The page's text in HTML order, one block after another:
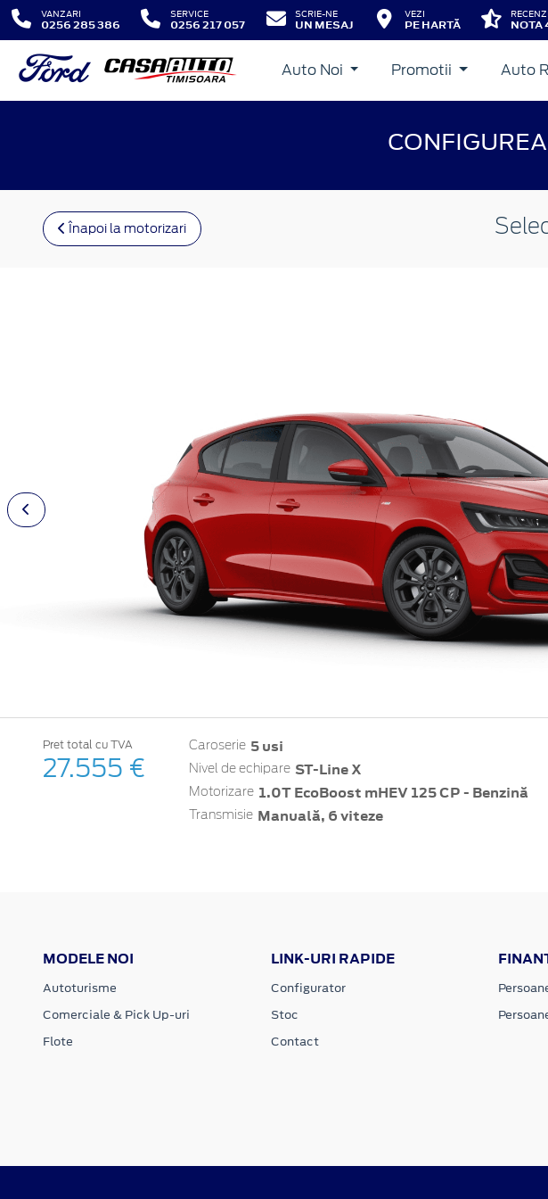
VANZARI
0256 285 386
SERVICE
0256 217 057
SCRIE-NE
UN MESAJ
VEZI
PE HARTĂ NOTA
Auto Noi Promotii Auto
Înapoi la motorizari
Pret total cu TVA
27.555 €
Caroserie 5 usi
Nivel de echipare ST-Line X
Motorizare 1.0T EcoBoost mHEV 125 CP - Benzină
Transmisie Manuală, 6 viteze
MODELE NOI
Autoturisme
Comerciale & Pick Up-uri
Flote
LINK-URI RAPIDE
Configurator
Stoc
Contact